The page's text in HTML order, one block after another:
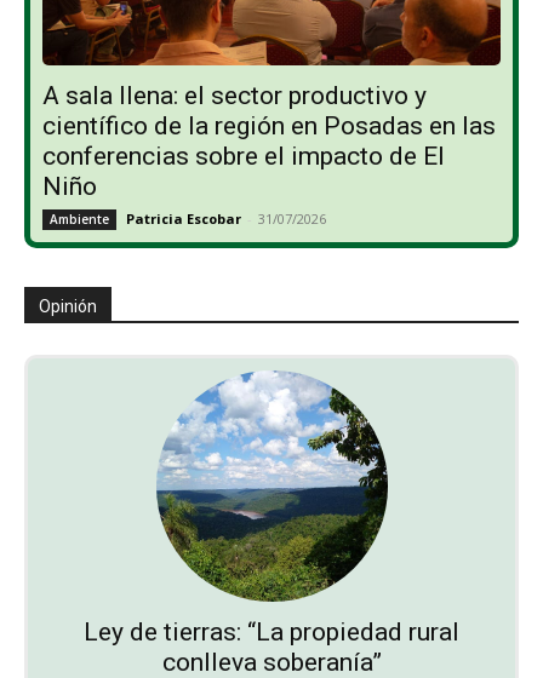
A sala llena: el sector productivo y
científico de la región en Posadas en las
conferencias sobre el impacto de El
Niño
Ambiente Patricia Escobar - 31/07/2026
Opinión
Ley de tierras: “La propiedad rural
conlleva soberanía”